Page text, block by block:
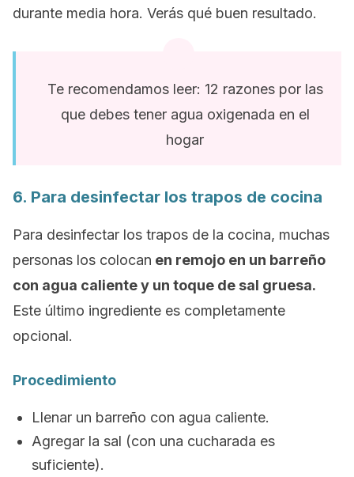
durante media hora. Verás qué buen resultado.
Te recomendamos leer: 12 razones por las
que debes tener agua oxigenada en el
hogar
6. Para desinfectar los trapos de cocina
Para desinfectar los trapos de la cocina, muchas
personas los colocan en remojo en un barreño
con agua caliente y un toque de sal gruesa.
Este último ingrediente es completamente
opcional.
Procedimiento
Llenar un barreño con agua caliente.
Agregar la sal (con una cucharada es
suficiente).